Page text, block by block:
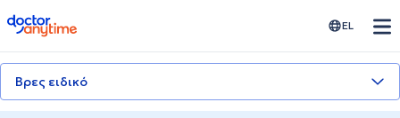
doctoranytime EL
Βρες ειδικό